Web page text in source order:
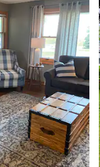
de 5; 252 avaluacions